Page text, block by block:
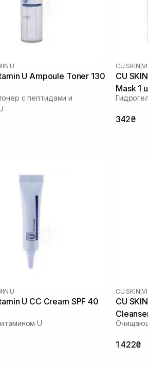
U
U Ampoule Toner 130
с пептидами и
CU SKIN |
CU
Mask 1
342₴
U
U CC Cream SPF 40
U
CU SKIN |
CU
1 422₴